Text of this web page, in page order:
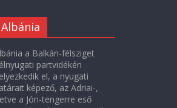
Albánia
a Balkán-félsziget
partvidékén
el, a nyugati
képező, az Adriai-,
a Jón-tengerre eső